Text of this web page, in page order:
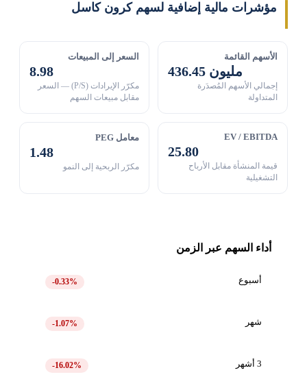
مؤشرات مالية إضافية لسهم كرون كاسل
الأسهم القائمة
436.45 مليون
إجمالي الأسهم المُصدَرة
المتداولة
السعر إلى المبيعات
8.98
مكرّر الإيرادات (P/S) — السعر
مقابل مبيعات السهم
EV / EBITDA
25.80
قيمة المنشأة مقابل الأرباح
التشغيلية
معامل PEG
1.48
مكرّر الربحية إلى النمو
أداء السهم عبر الزمن
أسبوع -0.33%
شهر -1.07%
3 أشهر -16.02%